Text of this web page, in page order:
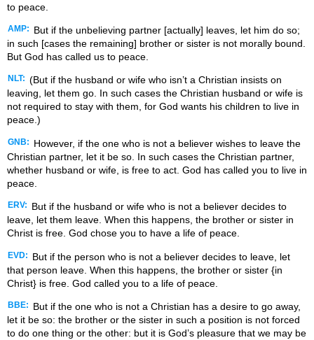
to peace.
AMP:
But if the unbelieving partner [actually] leaves, let him do so;
in such [cases the remaining] brother or sister is not morally bound.
But God has called us to peace.
NLT: (But if the husband or wife who isn’t a Christian insists on
leaving, let them go. In such cases the Christian husband or wife is
not required to stay with them, for God wants his children to live in
peace.)
GNB:
However, if the one who is not a believer wishes to leave the
Christian partner, let it be so. In such cases the Christian partner,
whether husband or wife, is free to act. God has called you to live in
peace.
ERV:
But if the husband or wife who is not a believer decides to
leave, let them leave. When this happens, the brother or sister in
Christ is free. God chose you to have a life of peace.
EVD:
But if the person who is not a believer decides to leave, let
that person leave. When this happens, the brother or sister {in
Christ} is free. God called you to a life of peace.
BBE:
But if the one who is not a Christian has a desire to go away,
let it be so: the brother or the sister in such a position is not forced
to do one thing or the other: but it is God’s pleasure that we may be